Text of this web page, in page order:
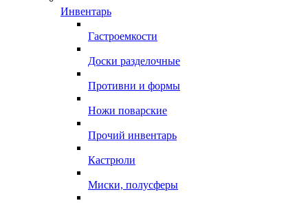
Инвентарь
Гастроемкости
Доски разделочные
Противни и формы
Ножи поварские
Прочий инвентарь
Кастрюли
Миски, полусферы